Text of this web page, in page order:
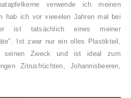
verwende ich meinen
hab ich vor vieeelen Jahren mal bei
ist tatsächlich eines meiner
Ist zwar nur ein olles Plastikteil,
seinen Zweck und ist ideal zum
Zitrusfrüchten, Johannisbeeren,